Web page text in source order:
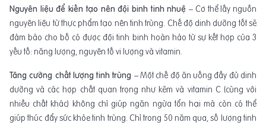
Nguyên liệu để kiến tạo nên đội binh tinh nhuệ– Cơ thể lấy nguồn
nguyên liệu từ thực phẩm tạo nên tinh trùng. Chế độ dinh dưỡng tốt sẽ
đảm bảo cho bố có được đội tinh binh hoàn hảo từ sự kết hợp của 3
yếu tố: năng lượng, nguyên tố vi lượng và vitamin.
Tăng cường chất lượng tinh trùng – Một chế độ ăn uống đầy đủ dinh
dưỡng và các hợp chất quan trọng như kẽm và vitamin C (cùng với
nhiều chất khác) không chỉ giúp ngăn ngừa tổn hại mà còn có thể
giúp thúc đẩy sức khỏe tinh trùng. Chỉ trong 50 năm qua, số lượng tinh